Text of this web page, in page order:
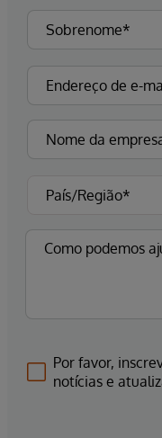
Por favor,
notícias e